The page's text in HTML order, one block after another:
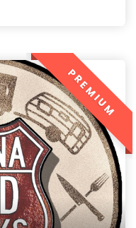
PREMIUM